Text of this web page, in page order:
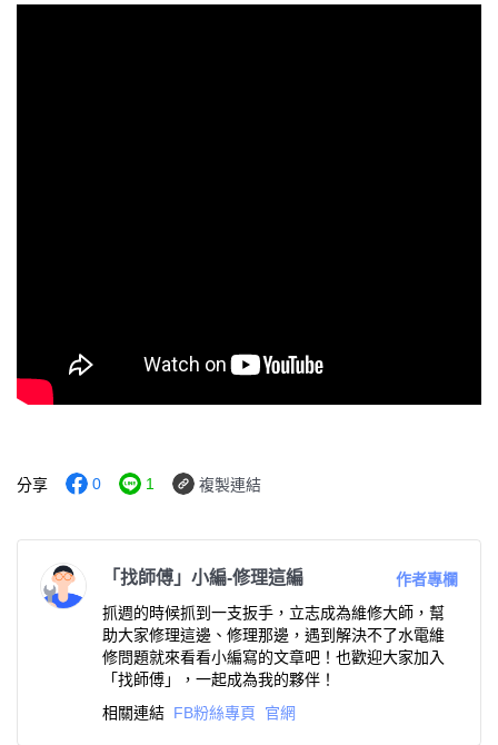
分享 0 1 複製連結
「找師傅」小編-修理這編
作者專欄
抓週的時候抓到一支扳手，立志成為維修大師，幫
助大家修理這邊、修理那邊，遇到解決不了水電維
修問題就來看看小編寫的文章吧！也歡迎大家加入
「找師傅」，一起成為我的夥伴！
相關連結 FB粉絲專頁 官網